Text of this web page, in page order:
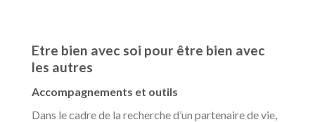
Etre bien avec soi pour être bien avec
les autres
Accompagnements et outils
Dans le cadre de la recherche d’un partenaire de vie,